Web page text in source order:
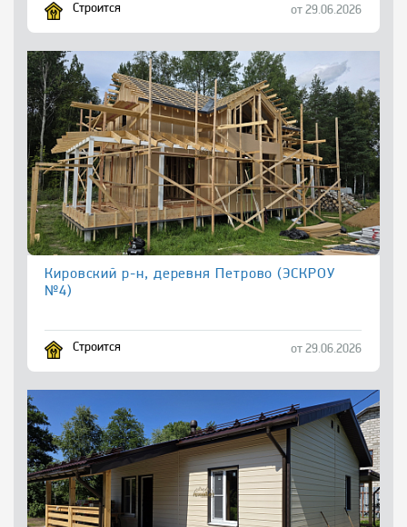
Строится от 29.06.2026
Кировский р-н, деревня Петрово (ЭСКРОУ
№4)
Строится от 29.06.2026